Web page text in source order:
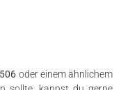
oder einem ähnlichem